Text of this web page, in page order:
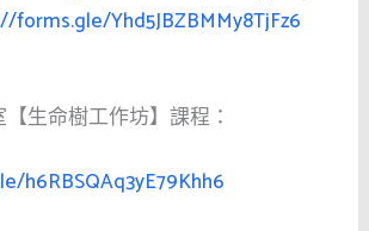
forms.gle/Yhd5JBZBMMy8TjFz6
生命樹工作坊】課程：
h6RBSQAq3yE79Khh6